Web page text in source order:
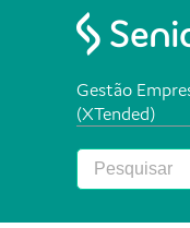
Gestão
(XTended)